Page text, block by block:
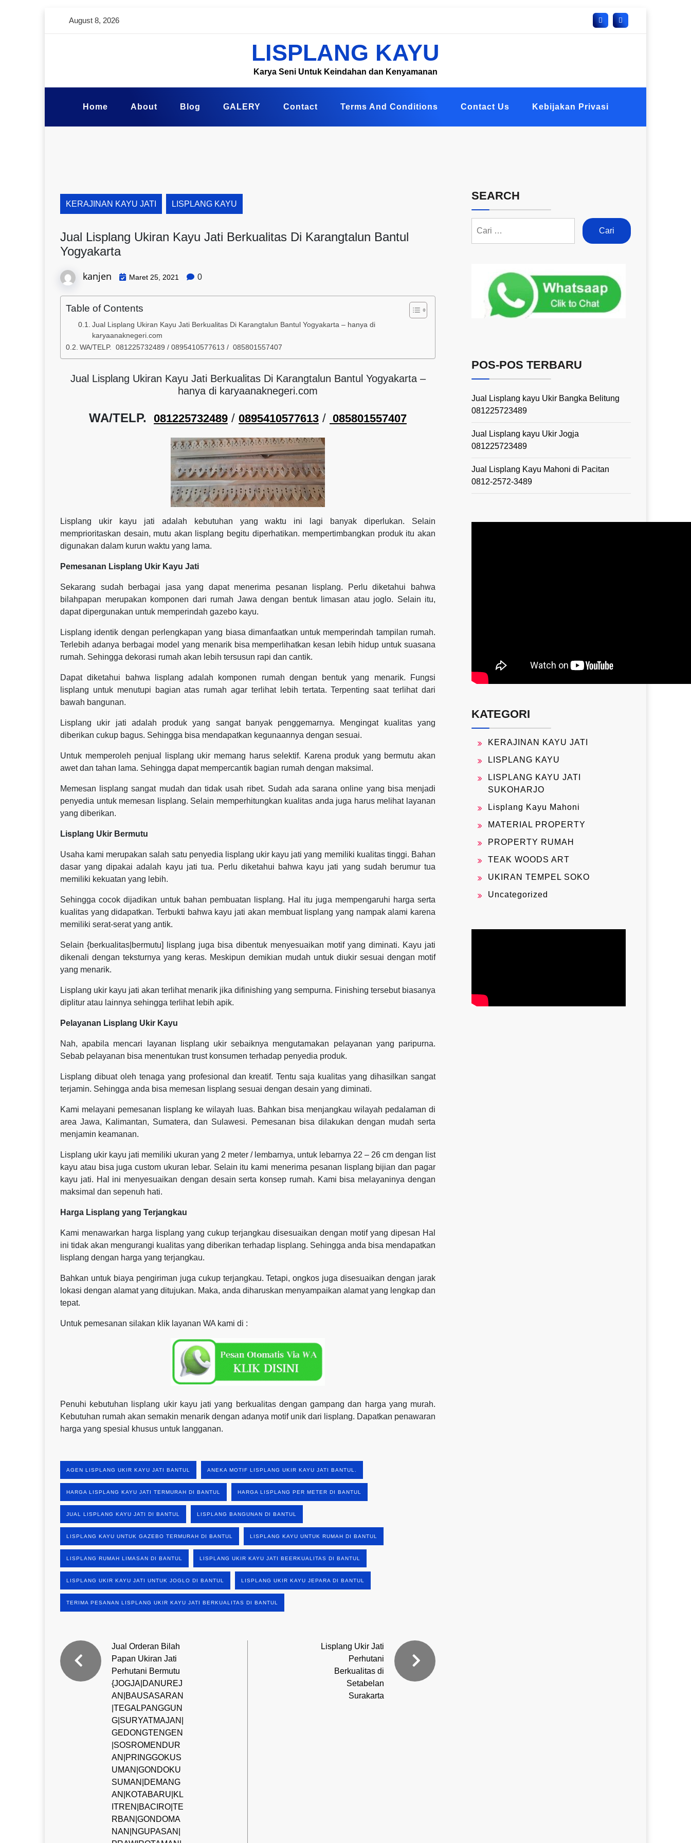
August 8, 2026
LISPLANG KAYU
Karya Seni Untuk Keindahan dan Kenyamanan
Home About Blog GALERY Contact Terms And Conditions Contact Us Kebijakan Privasi
KERAJINAN KAYU JATI LISPLANG KAYU
Jual Lisplang Ukiran Kayu Jati Berkualitas Di Karangtalun Bantul
Yogyakarta
kanjen Maret 25, 2021 0
Table of Contents
Jual Lisplang Ukiran Kayu Jati Berkualitas Di Karangtalun Bantul Yogyakarta – hanya di
karyaanaknegeri.com
WA/TELP. 081225732489 / 0895410577613 / 085801557407
Jual Lisplang Ukiran Kayu Jati Berkualitas Di Karangtalun Bantul Yogyakarta –
hanya di karyaanaknegeri.com
WA/TELP. 081225732489 / 0895410577613 / 085801557407
Lisplang ukir kayu jati adalah kebutuhan yang waktu ini lagi banyak diperlukan. Selain
memprioritaskan desain, mutu akan lisplang begitu diperhatikan. mempertimbangkan produk itu akan
digunakan dalam kurun waktu yang lama.
Pemesanan Lisplang Ukir Kayu Jati
Sekarang sudah berbagai jasa yang dapat menerima pesanan lisplang. Perlu diketahui bahwa
bilahpapan merupakan komponen dari rumah Jawa dengan bentuk limasan atau joglo. Selain itu,
dapat dipergunakan untuk memperindah gazebo kayu.
Lisplang identik dengan perlengkapan yang biasa dimanfaatkan untuk memperindah tampilan rumah.
Terlebih adanya berbagai model yang menarik bisa memperlihatkan kesan lebih hidup untuk suasana
rumah. Sehingga dekorasi rumah akan lebih tersusun rapi dan cantik.
Dapat diketahui bahwa lisplang adalah komponen rumah dengan bentuk yang menarik. Fungsi
lisplang untuk menutupi bagian atas rumah agar terlihat lebih tertata. Terpenting saat terlihat dari
bawah bangunan.
Lisplang ukir jati adalah produk yang sangat banyak penggemarnya. Mengingat kualitas yang
diberikan cukup bagus. Sehingga bisa mendapatkan kegunaannya dengan sesuai.
Untuk memperoleh penjual lisplang ukir memang harus selektif. Karena produk yang bermutu akan
awet dan tahan lama. Sehingga dapat mempercantik bagian rumah dengan maksimal.
Memesan lisplang sangat mudah dan tidak usah ribet. Sudah ada sarana online yang bisa menjadi
penyedia untuk memesan lisplang. Selain memperhitungkan kualitas anda juga harus melihat layanan
yang diberikan.
Lisplang Ukir Bermutu
Usaha kami merupakan salah satu penyedia lisplang ukir kayu jati yang memiliki kualitas tinggi. Bahan
dasar yang dipakai adalah kayu jati tua. Perlu diketahui bahwa kayu jati yang sudah berumur tua
memiliki kekuatan yang lebih.
Sehingga cocok dijadikan untuk bahan pembuatan lisplang. Hal itu juga mempengaruhi harga serta
kualitas yang didapatkan. Terbukti bahwa kayu jati akan membuat lisplang yang nampak alami karena
memiliki serat-serat yang antik.
Selain {berkualitas|bermutu] lisplang juga bisa dibentuk menyesuaikan motif yang diminati. Kayu jati
dikenali dengan teksturnya yang keras. Meskipun demikian mudah untuk diukir sesuai dengan motif
yang menarik.
Lisplang ukir kayu jati akan terlihat menarik jika difinishing yang sempurna. Finishing tersebut biasanya
diplitur atau lainnya sehingga terlihat lebih apik.
Pelayanan Lisplang Ukir Kayu
Nah, apabila mencari layanan lisplang ukir sebaiknya mengutamakan pelayanan yang paripurna.
Sebab pelayanan bisa menentukan trust konsumen terhadap penyedia produk.
Lisplang dibuat oleh tenaga yang profesional dan kreatif. Tentu saja kualitas yang dihasilkan sangat
terjamin. Sehingga anda bisa memesan lisplang sesuai dengan desain yang diminati.
Kami melayani pemesanan lisplang ke wilayah luas. Bahkan bisa menjangkau wilayah pedalaman di
area Jawa, Kalimantan, Sumatera, dan Sulawesi. Pemesanan bisa dilakukan dengan mudah serta
menjamin keamanan.
Lisplang ukir kayu jati memiliki ukuran yang 2 meter / lembarnya, untuk lebarnya 22 – 26 cm dengan list
kayu atau bisa juga custom ukuran lebar. Selain itu kami menerima pesanan lisplang bijian dan pagar
kayu jati. Hal ini menyesuaikan dengan desain serta konsep rumah. Kami bisa melayaninya dengan
maksimal dan sepenuh hati.
Harga Lisplang yang Terjangkau
Kami menawarkan harga lisplang yang cukup terjangkau disesuaikan dengan motif yang dipesan Hal
ini tidak akan mengurangi kualitas yang diberikan terhadap lisplang. Sehingga anda bisa mendapatkan
lisplang dengan harga yang terjangkau.
Bahkan untuk biaya pengiriman juga cukup terjangkau. Tetapi, ongkos juga disesuaikan dengan jarak
lokasi dengan alamat yang ditujukan. Maka, anda diharuskan menyampaikan alamat yang lengkap dan
tepat.
Untuk pemesanan silakan klik layanan WA kami di :
Penuhi kebutuhan lisplang ukir kayu jati yang berkualitas dengan gampang dan harga yang murah.
Kebutuhan rumah akan semakin menarik dengan adanya motif unik dari lisplang. Dapatkan penawaran
harga yang spesial khusus untuk langganan.
AGEN LISPLANG UKIR KAYU JATI BANTUL ANEKA MOTIF LISPLANG UKIR KAYU JATI BANTUL.
HARGA LISPLANG KAYU JATI TERMURAH DI BANTUL HARGA LISPLANG PER METER DI BANTUL
JUAL LISPLANG KAYU JATI DI BANTUL LISPLANG BANGUNAN DI BANTUL
LISPLANG KAYU UNTUK GAZEBO TERMURAH DI BANTUL LISPLANG KAYU UNTUK RUMAH DI BANTUL
LISPLANG RUMAH LIMASAN DI BANTUL LISPLANG UKIR KAYU JATI BEERKUALITAS DI BANTUL
LISPLANG UKIR KAYU JATI UNTUK JOGLO DI BANTUL LISPLANG UKIR KAYU JEPARA DI BANTUL
TERIMA PESANAN LISPLANG UKIR KAYU JATI BERKUALITAS DI BANTUL
Jual Orderan Bilah
Papan Ukiran Jati
Perhutani Bermutu
{JOGJA|DANUREJ
AN|BAUSASARAN
|TEGALPANGGUN
G|SURYATMAJAN|
GEDONGTENGEN
|SOSROMENDUR
AN|PRINGGOKUS
UMAN|GONDOKU
SUMAN|DEMANG
AN|KOTABARU|KL
ITREN|BACIRO|TE
RBAN|GONDOMA
NAN|NGUPASAN|
Lisplang Ukir Jati
Perhutani
Berkualitas di
Setabelan
Surakarta
SEARCH
POS-POS TERBARU
Jual Lisplang kayu Ukir Bangka Belitung
081225723489
Jual Lisplang kayu Ukir Jogja
081225723489
Jual Lisplang Kayu Mahoni di Pacitan
0812-2572-3489
KATEGORI
KERAJINAN KAYU JATI
LISPLANG KAYU
LISPLANG KAYU JATI
SUKOHARJO
Lisplang Kayu Mahoni
MATERIAL PROPERTY
PROPERTY RUMAH
TEAK WOODS ART
UKIRAN TEMPEL SOKO
Uncategorized